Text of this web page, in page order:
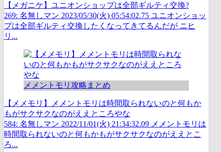
【メガニケ】ユニオンショップは全部ギルティ交換?
269: 名無しマン 2023/05/30(火) 05:54:02.75 ユニオンショッ
プは全部ギルティ交換したくなってきてるんだが ニヒ
リ...
メメントモリ攻略まとめ
【メメモリ】メメントモリは時間取られないのと何もか
もがサクサクなのがええところやな
584: 名無しマン 2022/11/01(火) 21:34:32.09 メメントモリは
時間取られないのと何もかもがサクサクなのがええとこ
ろ...